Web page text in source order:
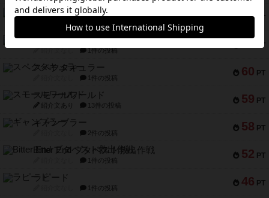
73 PT
アマナイト
PT
ブラヴェスト
紹介文なし 1件の投稿
60 PT
スペクタキュラー
1件の投稿
59 PT
スモールワールド
紹介文あり 13件の投稿
58 PT
ギャンブラー
2件の投稿
52 PT
Bitter End ブタペスト救出作戦
1件の投稿
46 PT
ラピード
1件の投稿